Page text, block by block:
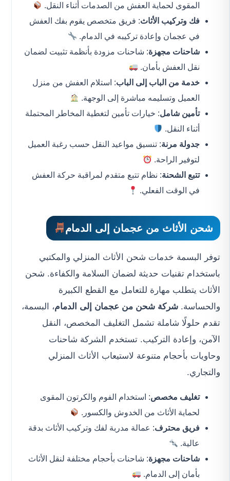
المقوى لحماية العفش من الصدمات أثناء النقل.
فك وتركيب الأثاث: فريق متخصص يقوم بفك العفش
في عجمان وإعادة تركيبه في الدمام.
شاحنات مجهزة: شاحنات مزودة بأنظمة تثبيت لضمان
نقل العفش بأمان.
خدمة من الباب إلى الباب: استلام العفش من منزل
العميل وتسليمه مباشرة إلى الوجهة.
تأمين شامل: خيارات تأمين لتغطية المخاطر المحتملة
أثناء النقل.
جدولة مرنة: تنسيق مواعيد النقل حسب رغبة العميل
لتوفير الراحة.
تتبع الشحنة: نظام تتبع متقدم لمراقبة حركة العفش
في الوقت الفعلي.
شحن الأثاث من عجمان إلى الدمام
توفر البسمة خدمات شحن الأثاث المنزلي والمكتبي
باستخدام تقنيات حديثة لضمان السلامة والكفاءة. شحن
الأثاث يتطلب مهارة للتعامل مع القطع الكبيرة
والحساسة. شركة شحن من عجمان إلى الدمام، البسمة،
تقدم حلولًا شاملة تشمل التغليف المخصص، النقل
الآمن، وإعادة التركيب. تستخدم الشركة شاحنات
وحاويات بأحجام متنوعة لاستيعاب الأثاث المنزلي
والتجاري.
تغليف مخصص: استخدام الفوم والكرتون المقوى
لحماية الأثاث من الخدوش والكسور.
فريق محترف: عمالة مدربة لفك وتركيب الأثاث بدقة
عالية.
شاحنات مجهزة: شاحنات بأحجام مختلفة لنقل الأثاث
بأمان إلى الدمام.